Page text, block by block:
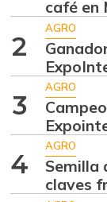
café en
2
AGRO
3
AGRO
4
AGRO
Semilla
claves